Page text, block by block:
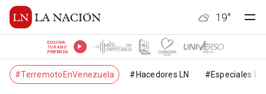
19°
ESCUCHÁ
TU RADIO
PREFERIDA
#TerremotoEnVenezuela #Hacedores LN #Especiales LN